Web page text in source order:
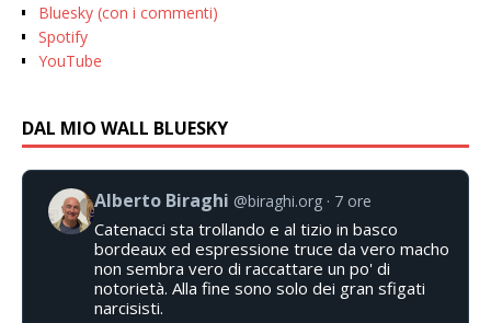
Bluesky (con i commenti)
Spotify
YouTube
DAL MIO WALL BLUESKY
Alberto Biraghi @biraghi.org 7 ore
Catenacci sta trollando e al tizio in basco
bordeaux ed espressione truce da vero macho
non sembra vero di raccattare un po' di
notorietà. Alla fine sono solo dei gran sfigati
narcisisti.